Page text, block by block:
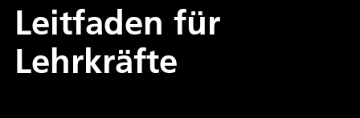
Leitfaden für
Lehrkräfte